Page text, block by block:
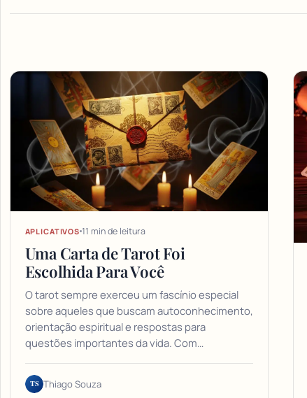
Articles
APLICATIVOS 11 min de leitura
Uma Carta de Tarot Foi
Escolhida Para Você
O tarot sempre exerceu um fascínio especial
sobre aqueles que buscam autoconhecimento,
orientação espiritual e respostas para
questões importantes da vida. Com…
TS Thiago Souza